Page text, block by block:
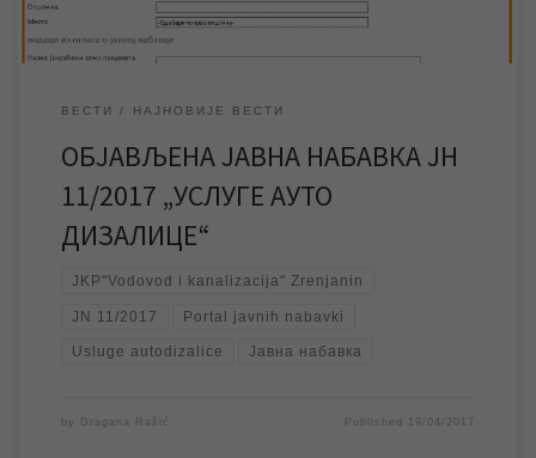
ВЕСТИ НАЈНОВИЈЕ ВЕСТИ
ОБЈАВЉЕНА ЈАВНА НАБАВКА ЈН
11/2017 „УСЛУГЕ АУТО
ДИЗАЛИЦЕ“
JKP"Vodovod i kanalizacija" Zrenjanin
JN 11/2017 Portal javnih nabavki
Usluge autodizalice Јавна набавка
by Dragana Rašić Published 19/04/2017